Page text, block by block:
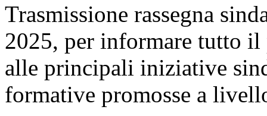
Trasmissione rassegna
2025, per informare tutto il
alle principali iniziative
formative promosse a